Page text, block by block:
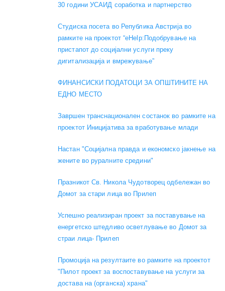
30 години УСАИД соработка и партнерство
Студиска посета во Република Австрија во
рамките на проектот “eHelp:Подобрување на
пристапот до социјални услуги преку
дигитализација и вмрежување”
ФИНАНСИСКИ ПОДАТОЦИ ЗА ОПШТИНИТЕ НА
ЕДНО МЕСТО
Завршен транснационален состанок во рамките на
проектот Иницијатива за вработување млади
Настан "Социјална правда и економско јакнење на
жените во руралните средини"
Празникот Св. Никола Чудотворец одбележан во
Домот за стари лица во Прилеп
Успешно реализиран проект за поставување на
енергетско штедливо осветлување во Домот за
страи лица- Прилеп
Промоција на резултаите во рамките на проектот
"Пилот проект за воспоставување на услуги за
достава на (органска) храна"